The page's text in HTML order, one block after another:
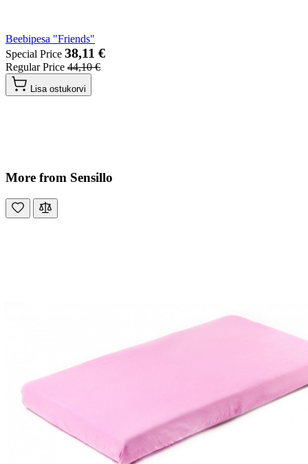
Beebipesa "Friends"
Special Price 38,11 €
Regular Price 44,10 €
Lisa ostukorvi
More from Sensillo